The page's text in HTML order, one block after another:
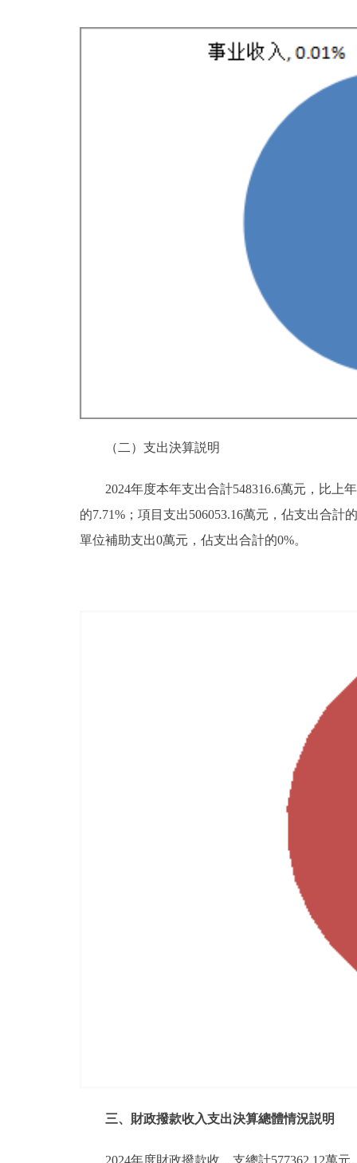
（二）支出決算説明
2024年度本年支出合計548316.6萬元，比上
的7.71%；項目支出506053.16萬元，佔支出合
單位補助支出0萬元，佔支出合計的0%。
三、財政撥款收入支出決算總體情況説明